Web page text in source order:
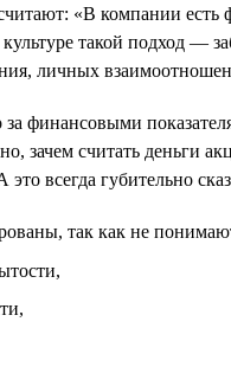
«В компании есть
такой подход —
личных
финансовыми
зачем считать деньги
всегда губительно
так как не